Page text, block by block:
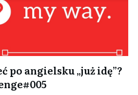
po angielsku „już idę”?